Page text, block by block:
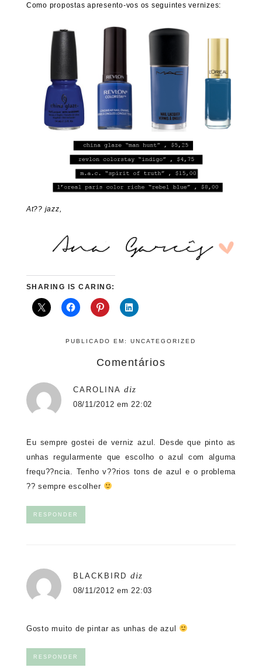
Como propostas apresento-vos os seguintes vernizes:
At?? jazz,
SHARING IS CARING:
PUBLICADO EM:UNCATEGORIZED
Comentários
CAROLINA diz
08/11/2012 em 22:02
Eu sempre gostei de verniz azul. Desde que pinto as
unhas regularmente que escolho o azul com alguma
frequ??ncia. Tenho v??rios tons de azul e o problema
?? sempre escolher
RESPONDER
BLACKBIRD diz
08/11/2012 em 22:03
Gosto muito de pintar as unhas de azul
RESPONDER